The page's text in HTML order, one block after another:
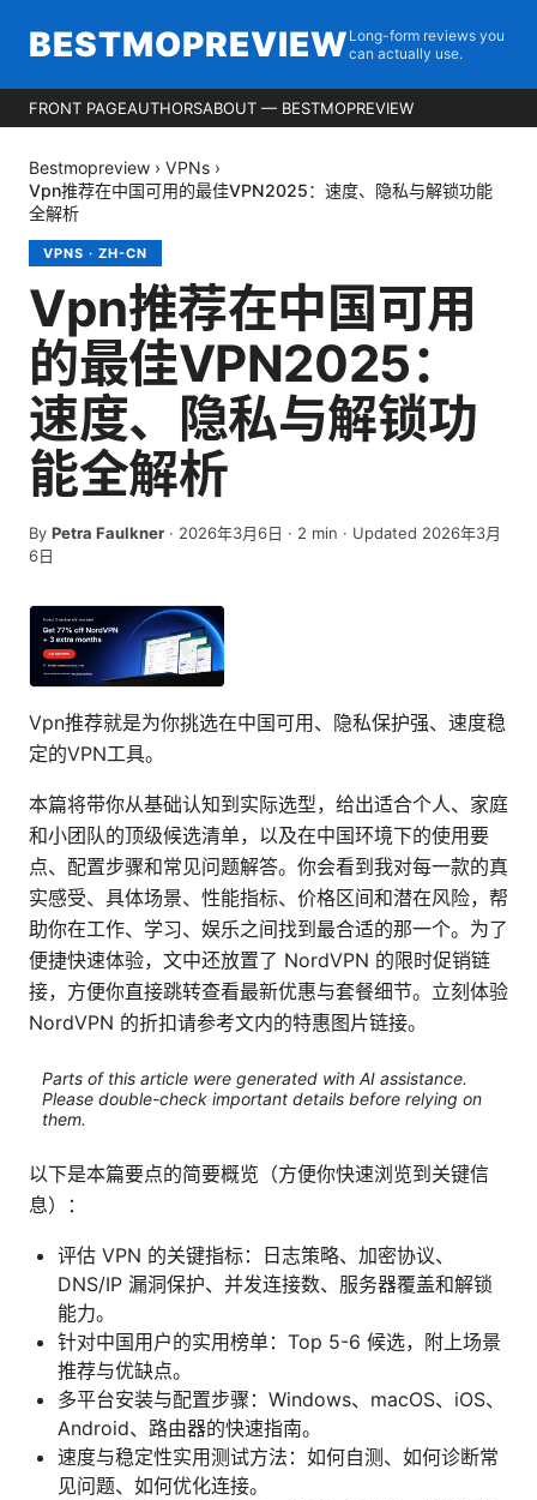
BESTMOPREVIEW Long-form reviews you
can actually use.
FRONT PAGEAUTHORSABOUT — BESTMOPREVIEW
Bestmopreview › VPNs ›
Vpn推荐在中国可用的最佳VPN2025：速度、隐私与解锁功能
全解析
VPNS · ZH-CN
Vpn推荐在中国可用
的最佳VPN2025：
速度、隐私与解锁功
能全解析
By Petra Faulkner · 2026年3月6日 · 2 min · Updated 2026年3月
6日
Vpn推荐就是为你挑选在中国可用、隐私保护强、速度稳
定的VPN工具。
本篇将带你从基础认知到实际选型，给出适合个人、家庭
和小团队的顶级候选清单，以及在中国环境下的使用要
点、配置步骤和常见问题解答。你会看到我对每一款的真
实感受、具体场景、性能指标、价格区间和潜在风险，帮
助你在工作、学习、娱乐之间找到最合适的那一个。为了
便捷快速体验，文中还放置了 NordVPN 的限时促销链
接，方便你直接跳转查看最新优惠与套餐细节。立刻体验
NordVPN 的折扣请参考文内的特惠图片链接。
Parts of this article were generated with AI assistance.
Please double-check important details before relying on
them.
以下是本篇要点的简要概览（方便你快速浏览到关键信
息）：
评估 VPN 的关键指标：日志策略、加密协议、
DNS/IP 漏洞保护、并发连接数、服务器覆盖和解锁
能力。
针对中国用户的实用榜单：Top 5-6 候选，附上场景
推荐与优缺点。
多平台安装与配置步骤：Windows、macOS、iOS、
Android、路由器的快速指南。
速度与稳定性实用测试方法：如何自测、如何诊断常
见问题、如何优化连接。